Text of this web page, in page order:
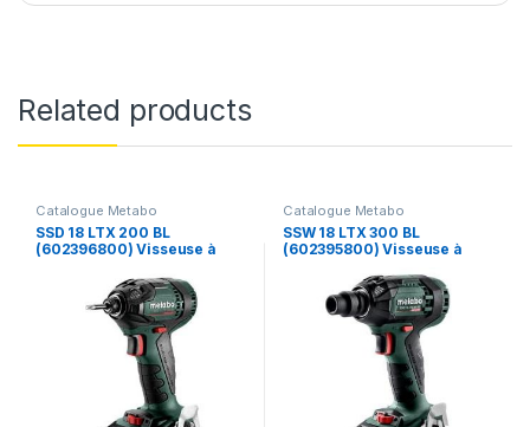
Related products
Catalogue Metabo
SSD 18 LTX 200 BL
(602396800) Visseuse à
Catalogue Metabo
SSW 18 LTX 300 BL
(602395800) Visseuse à